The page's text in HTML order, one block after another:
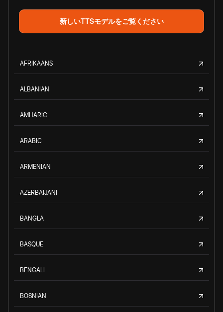
新しいTTSモデルをご覧ください
AFRIKAANS
ALBANIAN
AMHARIC
ARABIC
ARMENIAN
AZERBAIJANI
BANGLA
BASQUE
BENGALI
BOSNIAN